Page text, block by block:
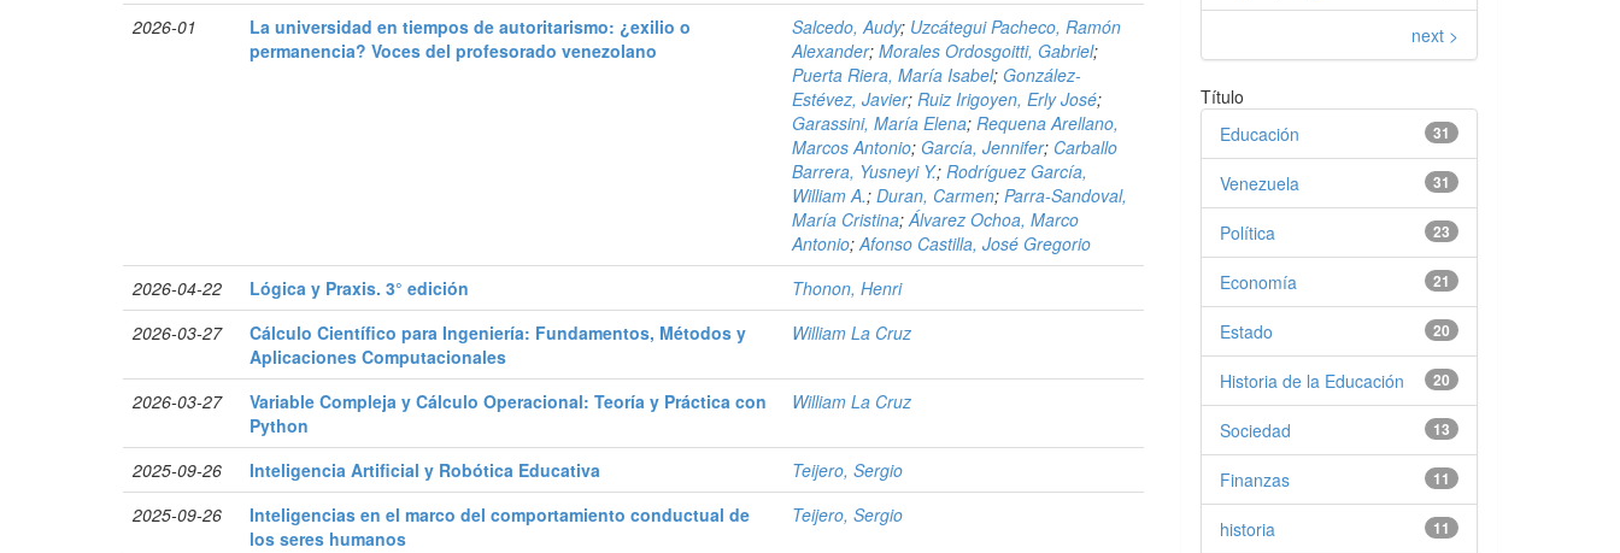
2026-01
La universidad en tiempos de autoritarismo: ¿exilio o
permanencia? Voces del profesorado venezolano
Salcedo, Audy; Uzcátegui Pacheco, Ramón
Alexander;Morales Ordosgoitti, Gabriel;
Puerta Riera, María Isabel; González-
Estévez, Javier;Ruiz Irigoyen, Erly José;
Garassini, María Elena;Requena Arellano,
Marcos Antonio; García, Jennifer; Carballo
Barrera, Yusneyi Y.;Rodríguez García,
William A.;Duran, Carmen;Parra-Sandoval,
María Cristina;Álvarez Ochoa, Marco
Antonio;Afonso Castilla, José Gregorio
2026-04-22
Lógica y Praxis. 3° edición
Thonon, Henri
2026-03-27
Cálculo Científico para Ingeniería: Fundamentos, Métodos y
Aplicaciones Computacionales
William La Cruz
2026-03-27
Variable Compleja y Cálculo Operacional: Teoría y Práctica con
Python
William La Cruz
2025-09-26 Inteligencia Artificial y Robótica Educativa
Teijero, Sergio
2025-09-26
Inteligencias en el marco del comportamiento conductual de
los seres humanos
Teijero, Sergio
next >
Título
31
Educación
31
Venezuela
23
Política
21
Economía
20
Estado
20
Historia de la Educación
13
Sociedad
11
Finanzas
11
historia